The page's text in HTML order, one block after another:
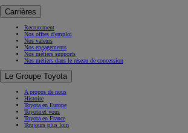
Carrières
Recrutement
Nos offres d'emploi
Nos valeurs
Nos engagements
Nos métiers supports
Nos métiers dans le réseau de concession
Le Groupe Toyota
A propos de nous
Histoire
Toyota en Europe
Toyota et vous
Toyota en France
Toujours plus loin